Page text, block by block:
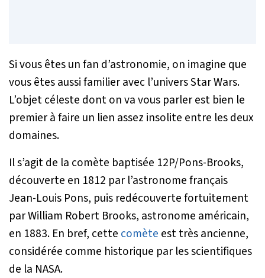
Si vous êtes un fan d’astronomie, on imagine que
vous êtes aussi familier avec l’univers Star Wars.
L’objet céleste dont on va vous parler est bien le
premier à faire un lien assez insolite entre les deux
domaines.
Il s’agit de la comète baptisée 12P/Pons-Brooks,
découverte en 1812 par l’astronome français
Jean-Louis Pons, puis redécouverte fortuitement
par William Robert Brooks, astronome américain,
en 1883. En bref, cette comète est très ancienne,
considérée comme historique par les scientifiques
de la NASA.